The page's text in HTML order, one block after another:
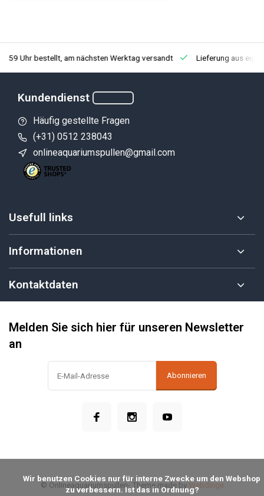
Uhr bestellt, am nächsten Werktag versandt Lieferung aus
Kundendienst
Häufig gestellte Fragen
(+31) 0512 238043
onlineaquariumspullen@gmail.com
Usefull links
Informationen
Kontaktdaten
Melden Sie sich hier für unseren Newsletter
an
Abonnieren
© Onlineaquariumspullen- Theme made by Webdinge
zu verbessern. Ist das in Ordnung?